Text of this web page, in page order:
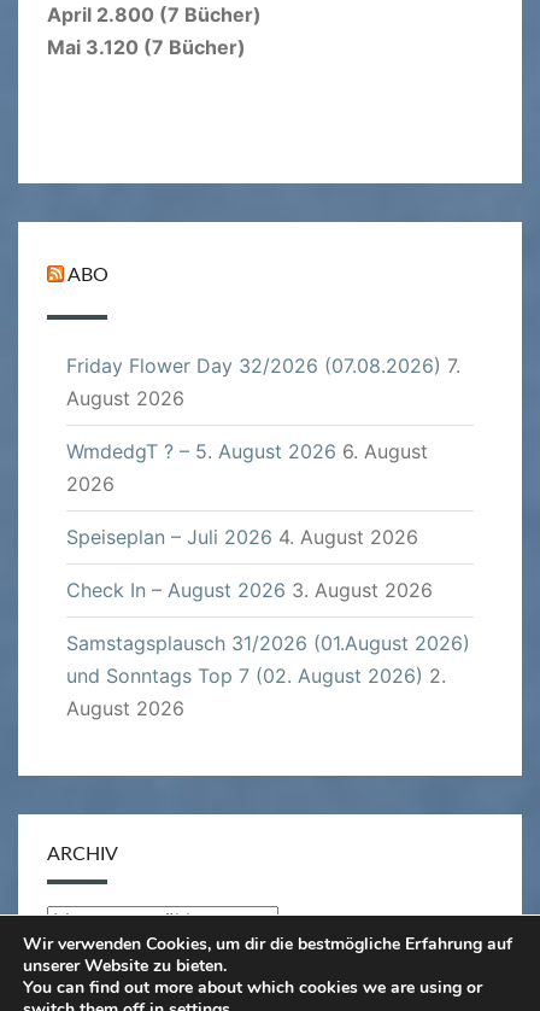
April 2.800 (7 Bücher)
Mai 3.120 (7 Bücher)
ABO
Friday Flower Day 32/2026 (07.08.2026) 7.
August 2026
WmdedgT ? – 5. August 2026 6. August
2026
Speiseplan – Juli 2026 4. August 2026
Check In – August 2026 3. August 2026
Samstagsplausch 31/2026 (01.August 2026)
und Sonntags Top 7 (02. August 2026) 2.
August 2026
ARCHIV
Archiv
Wir verwenden Cookies, um dir die bestmögliche Erfahrung auf
unserer Website zu bieten.
You can find out more about which cookies we are using or